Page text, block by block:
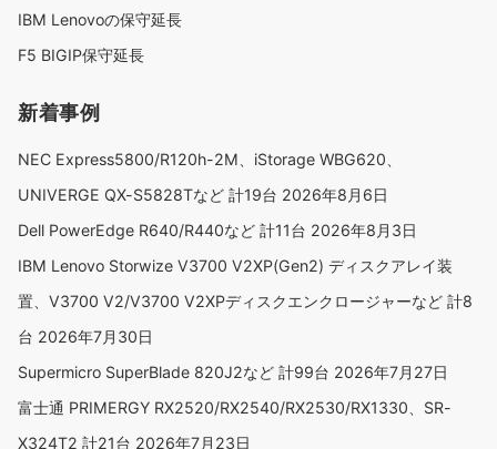
IBM Lenovoの保守延長
F5 BIGIP保守延長
新着事例
NEC Express5800/R120h-2M、iStorage WBG620、
UNIVERGE QX-S5828Tなど 計19台 2026年8月6日
Dell PowerEdge R640/R440など 計11台 2026年8月3日
IBM Lenovo Storwize V3700 V2XP(Gen2) ディスクアレイ装
置、V3700 V2/V3700 V2XPディスクエンクロージャーなど 計8
台 2026年7月30日
Supermicro SuperBlade 820J2など 計99台 2026年7月27日
富士通 PRIMERGY RX2520/RX2540/RX2530/RX1330、SR-
X324T2 計21台 2026年7月23日